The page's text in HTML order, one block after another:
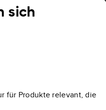
in der
sich
für Produkte relevant, die